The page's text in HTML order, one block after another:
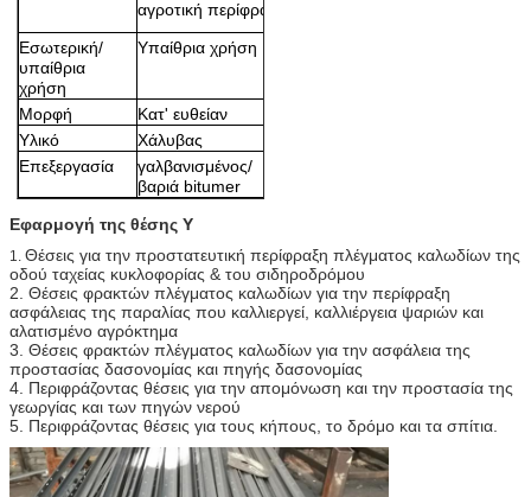
αγροτική περίφραξη
Εσωτερική/
υπαίθρια
χρήση
Υπαίθρια χρήση
Μορφή
Κατ' ευθείαν
Υλικό
Χάλυβας
Επεξεργασία
γαλβανισμένος/
βαριά bitumer
Εφαρμογή της θέσης Υ
1. Θέσεις για την προστατευτική περίφραξη πλέγματος καλωδίων της
οδού ταχείας κυκλοφορίας & του σιδηροδρόμου
2. Θέσεις φρακτών πλέγματος καλωδίων για την περίφραξη
ασφάλειας της παραλίας που καλλιεργεί, καλλιέργεια ψαριών και
αλατισμένο αγρόκτημα
3. Θέσεις φρακτών πλέγματος καλωδίων για την ασφάλεια της
προστασίας δασονομίας και πηγής δασονομίας
4. Περιφράζοντας θέσεις για την απομόνωση και την προστασία της
γεωργίας και των πηγών νερού
5. Περιφράζοντας θέσεις για τους κήπους, το δρόμο και τα σπίτια.